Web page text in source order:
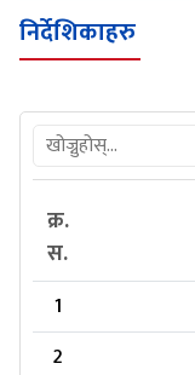
निर्देशिकाहरु
क्र.
स.
1
2